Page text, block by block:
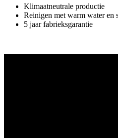
Klimaatneutrale productie
Reinigen met warm water en
5 jaar fabrieksgarantie